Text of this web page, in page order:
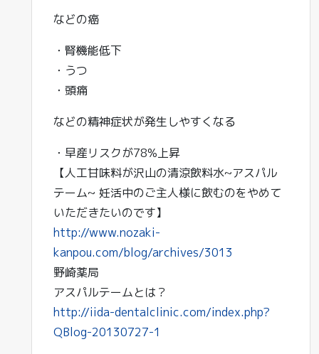
などの癌
・腎機能低下
・うつ
・頭痛
などの精神症状が発生しやすくなる
・早産リスクが78%上昇
【人工甘味料が沢山の清涼飲料水~アスパル
テーム~ 妊活中のご主人様に飲むのをやめて
いただきたいのです】
http://www.nozaki-
kanpou.com/blog/archives/3013
野崎薬局
アスパルテームとは？
http://iida-dentalclinic.com/index.php?
QBlog-20130727-1